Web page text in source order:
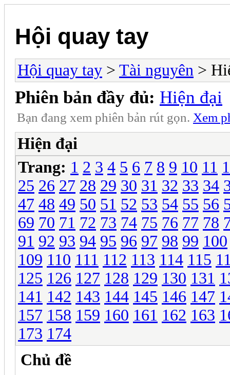
Hội quay tay
Hội quay tay > Tài nguyên >
Phiên bản đầy đủ: Hiện đại
Bạn đang xem phiên bản rút gọn. Xem
Hiện đại
Trang: 1 2 3 4 5 6 7 8 9 10 11
25 26 27 28 29 30 31 32 33 34
47 48 49 50 51 52 53 54 55 56
69 70 71 72 73 74 75 76 77 78
91 92 93 94 95 96 97 98 99 100
109 110 111 112 113 114 115
125 126 127 128 129 130 131
141 142 143 144 145 146 147
157 158 159 160 161 162 163
173 174
Chủ đề